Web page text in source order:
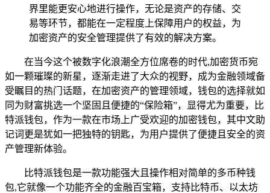
界里能更安心地进行操作，无论是资产的存储、交
易等环节，都能在一定程度上保障用户的权益，为
加密资产的安全管理提供了有效的解决方案。
在当今这个被数字化浪潮全方位席卷的时代,加密货币宛
如一颗璀璨的新星，逐渐走进了大众的视野，成为金融领域备
受瞩目的热门话题，在加密资产的管理领域，钱包的选择就如
同为财富挑选一个坚固且便捷的“保险箱”，显得尤为重要，比
特派钱包，作为一款在市场上广受欢迎的加密钱包，其中文助
记词更是犹如一把独特的钥匙，为用户提供了便捷且安全的资
产管理新体验。
比特派钱包是一款功能强大且操作相对简单的多币种钱
包,它就像一个功能齐全的金融百宝箱，支持比特币、以太坊